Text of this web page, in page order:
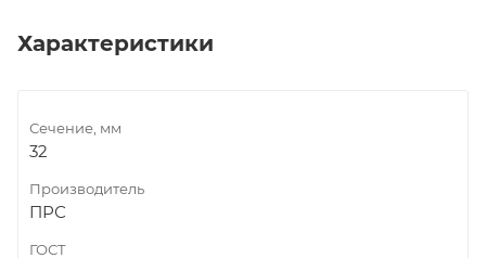
Характеристики
Сечение, мм
32
Производитель
ПРС
ГОСТ